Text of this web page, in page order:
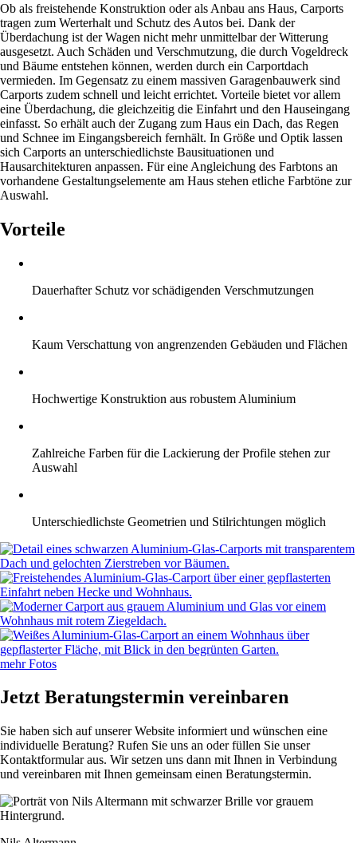
Ob als freistehende Konstruktion oder als Anbau ans Haus, Carports
tragen zum Werterhalt und Schutz des Autos bei. Dank der
Überdachung ist der Wagen nicht mehr unmittelbar der Witterung
ausgesetzt. Auch Schäden und Verschmutzung, die durch Vogeldreck
und Bäume entstehen können, werden durch ein Carportdach
vermieden. Im Gegensatz zu einem massiven Garagenbauwerk sind
Carports zudem schnell und leicht errichtet. Vorteile bietet vor allem
eine Überdachung, die gleichzeitig die Einfahrt und den Hauseingang
einfasst. So erhält auch der Zugang zum Haus ein Dach, das Regen
und Schnee im Eingangsbereich fernhält. In Größe und Optik lassen
sich Carports an unterschiedlichste Bausituationen und
Hausarchitekturen anpassen. Für eine Angleichung des Farbtons an
vorhandene Gestaltungselemente am Haus stehen etliche Farbtöne zur
Auswahl.
Vorteile
Dauerhafter Schutz vor schädigenden Verschmutzungen
Kaum Verschattung von angrenzenden Gebäuden und Flächen
Hochwertige Konstruktion aus robustem Aluminium
Zahlreiche Farben für die Lackierung der Profile stehen zur
Auswahl
Unterschiedlichste Geometrien und Stilrichtungen möglich
mehr Fotos
Jetzt Beratungstermin vereinbaren
Sie haben sich auf unserer Website informiert und wünschen eine
individuelle Beratung? Rufen Sie uns an oder füllen Sie unser
Kontaktformular aus. Wir setzen uns dann mit Ihnen in Verbindung
und vereinbaren mit Ihnen gemeinsam einen Beratungstermin.